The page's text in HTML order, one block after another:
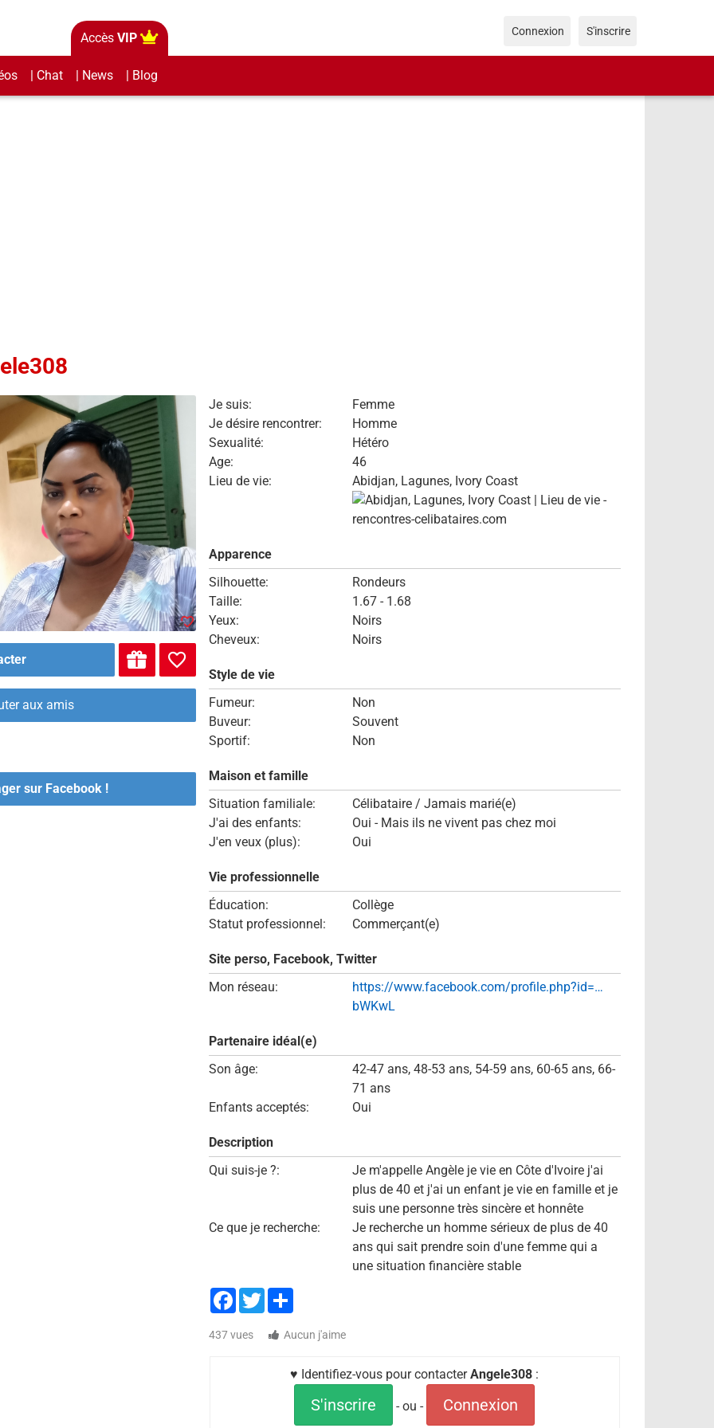
Accès VIP
| Chat | News | Blog
Connexion S'inscrire
aux amis
sur Facebook !
Je suis:
Femme
Je désire rencontrer:
Homme
Sexualité:
Hétéro
Age:
46
Lieu de vie:
Abidjan, Lagunes, Ivory Coast
Apparence
Silhouette:
Rondeurs
Taille:
1.67 - 1.68
Yeux:
Noirs
Cheveux:
Noirs
Style de vie
Fumeur:
Non
Buveur:
Souvent
Sportif:
Non
Maison et famille
Situation familiale:
Célibataire / Jamais marié(e)
J'ai des enfants:
Oui - Mais ils ne vivent pas chez moi
J'en veux (plus):
Oui
Vie professionnelle
Éducation:
Collège
Statut professionnel:
Commerçant(e)
Site perso, Facebook, Twitter
Mon réseau:
https://www.facebook.com/profile.php?id=…
bWKwL
Partenaire idéal(e)
Son âge:
42-47 ans, 48-53 ans, 54-59 ans, 60-65 ans, 66-
71 ans
Enfants acceptés:
Oui
Description
Qui suis-je ?:
Je m'appelle Angèle je vie en Côte d'Ivoire j'ai
plus de 40 et j'ai un enfant je vie en famille et je
suis une personne très sincère et honnête
Ce que je recherche:
Je recherche un homme sérieux de plus de 40
ans qui sait prendre soin d'une femme qui a
une situation financière stable
Facebook
TwitterShare
437 vues Aucun j'aime
♥ Identifiez-vous pour contacterAngele308 :
S'inscrire - ou - Connexion